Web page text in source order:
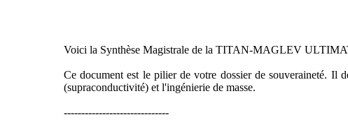
Voici la Synthèse Magistrale de la TITAN-MAGLEV
Ce document est le pilier de votre dossier de souveraineté. Il
(supraconductivité) et l'ingénierie de masse.
------------------------------